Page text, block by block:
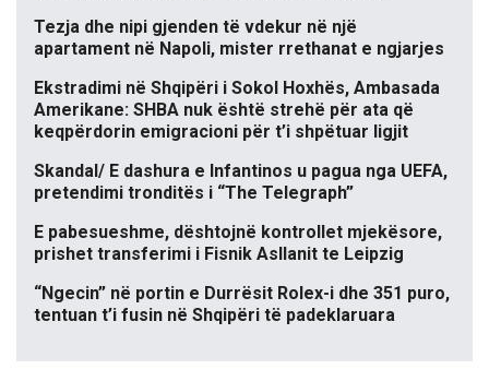
Tezja dhe nipi gjenden të vdekur në një
apartament në Napoli, mister rrethanat e ngjarjes
Ekstradimi në Shqipëri i Sokol Hoxhës, Ambasada
Amerikane: SHBA nuk është strehë për ata që
keqpërdorin emigracioni për t’i shpëtuar ligjit
Skandal/ E dashura e Infantinos u pagua nga UEFA,
pretendimi tronditës i “The Telegraph”
E pabesueshme, dështojnë kontrollet mjekësore,
prishet transferimi i Fisnik Asllanit te Leipzig
“Ngecin” në portin e Durrësit Rolex-i dhe 351 puro,
tentuan t’i fusin në Shqipëri të padeklaruara